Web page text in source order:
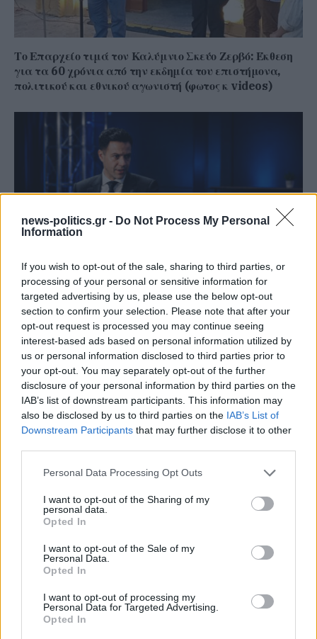
news-politics.gr - Do Not Process My Personal
Information
If you wish to opt-out of the sale, sharing to third parties, or
processing of your personal or sensitive information for
targeted advertising by us, please use the below opt-out
section to confirm your selection. Please note that after your
opt-out request is processed you may continue seeing
interest-based ads based on personal information utilized by
us or personal information disclosed to third parties prior to
your opt-out. You may separately opt-out of the further
disclosure of your personal information by third parties on the
IAB’s list of downstream participants. This information may
also be disclosed by us to third parties on the IAB’s List of
Downstream Participants that may further disclose it to other
Personal Data Processing Opt Outs
I want to opt-out of the Sharing of my
personal data.
Opted In
I want to opt-out of the Sale of my
Personal Data.
Opted In
I want to opt-out of processing my
Personal Data for Targeted Advertising.
Opted In
Το Επαρχείο τιμά τον Καλύμνιο Σκεύο Ζερβό: Έκθεση
για τα 60 χρόνια από την εκδημία του επιστήμονα,
πολιτικού και εθνικού αγωνιστή (φωτος κ videos)
Γιάννης Χατζής, πρόεδρος ΠΟΞ: «Ο ελληνικός
τουρισμός άντεξε τις διεθνείς κρίσεις, αλλά
χρειάζονται γενναίες αλλαγές για να παραμείνει
ανταγωνιστικός» (ηχητικό)
Φεύγει ο ένας μετά τον άλλον: Μπαράζ αποχωρήσεων
από το κόμμα Καρυστιανού – Εκτός η Κατερίνα
Μουτσάτσου και δύο μέλη